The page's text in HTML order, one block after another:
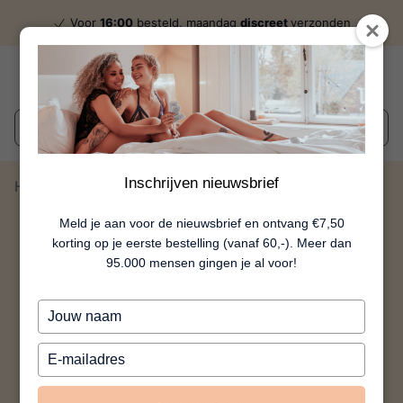
Inschrijven nieuwsbrief
Meld je aan voor de nieuwsbrief en ontvang €7,50
korting op je eerste bestelling (vanaf 60,-). Meer dan
95.000 mensen gingen je al voor!
Typ
je
naam
Typ
je
e-
Voor 16:00 besteld, maandag discreetverzonden
Wat zoek je?
Home IntiDisc Glijmiddel 150 Ml